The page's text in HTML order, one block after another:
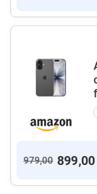
979,00 899,00